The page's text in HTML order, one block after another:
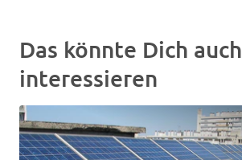
Das könnte Dich auch
interessieren